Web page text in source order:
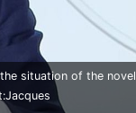
situation of the novel